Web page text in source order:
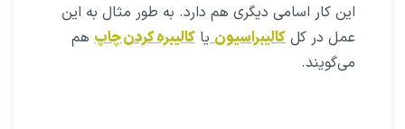
این کار اسامی دیگری هم دارد. به طور مثال به این
عمل در کل کالیبراسیون یا کالیبره کردن چاپ هم
می‌گویند.